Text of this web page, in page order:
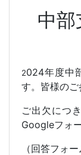
中部
2024年度中
す。皆様のご
ご出欠につ
Googleフォ
（回答フォ